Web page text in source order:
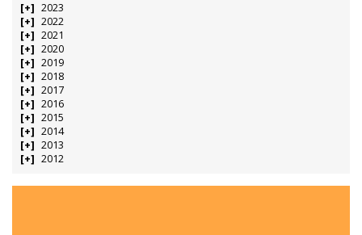
2023
2022
2021
2020
2019
2018
2017
2016
2015
2014
2013
2012